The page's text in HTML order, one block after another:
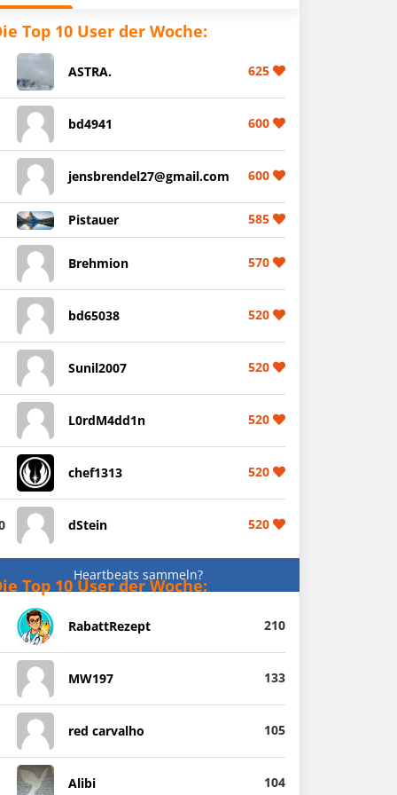
Top 10 User der Woche:
ASTRA. 625
bd4941 600
jensbrendel27@gmail.com 600
Pistauer 585
Brehmion 570
bd65038 520
Sunil2007 520
L0rdM4dd1n 520
chef1313 520
dStein 520
Heartbeats sammeln?
Top 10 User der Woche:
RabattRezept 210
MW197 133
red carvalho 105
Alibi 104